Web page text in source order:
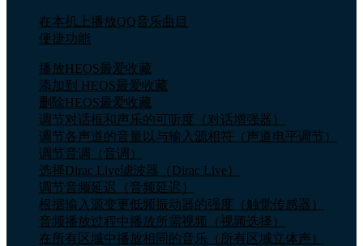
在本机上播放QQ音乐曲目
便捷功能
播放HEOS最爱收藏
添加到 HEOS最爱收藏
删除HEOS最爱收藏
调节对话框和声乐的可听度（对话增强器）
调节各声道的音量以与输入源相符（声道电平调节）
调节音调（音调）
选择Dirac Live滤波器（Dirac Live）
调节音频延迟（音频延迟）
根据输入源变更低频振动器的强度（触觉传感器）
音频播放过程中播放所需视频（视频选择）
在所有区域中播放相同的音乐（所有区域立体声）